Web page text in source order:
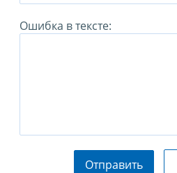
Ошибка в тексте:
Отправить